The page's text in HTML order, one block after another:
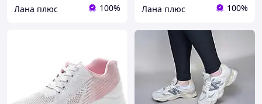
Лана плюс 100% Лана плюс 100%